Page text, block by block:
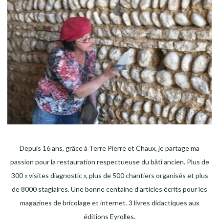
Depuis 16 ans, grâce à Terre Pierre et Chaux, je partage ma
passion pour la restauration respectueuse du bâti ancien. Plus de
300 « visites diagnostic », plus de 500 chantiers organisés et plus
de 8000 stagiaires. Une bonne centaine d’articles écrits pour les
magazines de bricolage et internet. 3 livres didactiques aux
éditions Eyrolles.